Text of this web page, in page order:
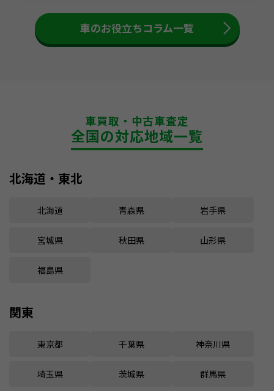
車のお役立ちコラム一覧
車買取・中古車査定
全国の対応地域一覧
北海道・東北
北海道 青森県 岩手県
宮城県 秋田県 山形県
福島県
関東
東京都 千葉県 神奈川県
埼玉県 茨城県 群馬県